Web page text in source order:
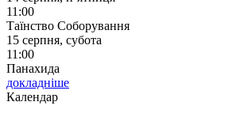
11:00
Таїнство Соборування
15 серпня, субота
11:00
Панахида
докладніше
Календар